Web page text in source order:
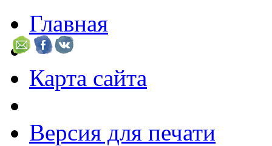
Главная
Карта сайта
Версия для печати